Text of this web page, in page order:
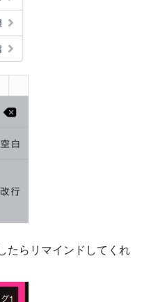
たらリマインドしてくれ